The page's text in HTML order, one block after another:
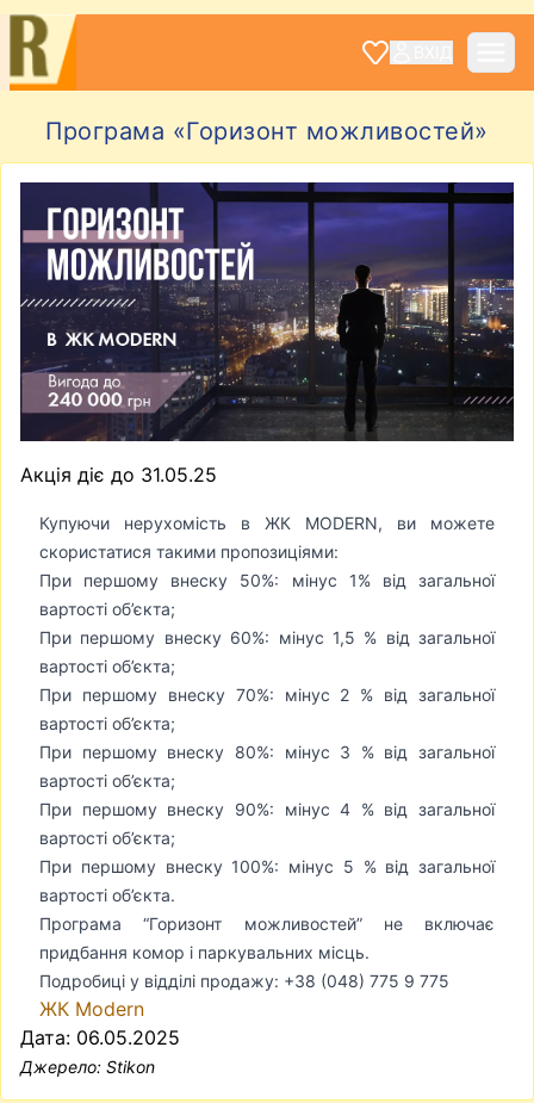
Програма «Горизонт можливостей»
Акція діє до 31.05.25
Купуючи нерухомість в ЖК MODERN, ви можете
скористатися такими пропозиціями:
При першому внеску 50%: мінус 1% від загальної
вартості об’єкта;
При першому внеску 60%: мінус 1,5 % від загальної
вартості об’єкта;
При першому внеску 70%: мінус 2 % від загальної
вартості об’єкта;
При першому внеску 80%: мінус 3 % від загальної
вартості об’єкта;
При першому внеску 90%: мінус 4 % від загальної
вартості об’єкта;
При першому внеску 100%: мінус 5 % від загальної
вартості об’єкта.
Програма “Горизонт можливостей” не включає
придбання комор і паркувальних місць.
Подробиці у відділі продажу: +38 (048) 775 9 775
ЖК Modern
Дата: 06.05.2025
Джерело: Stikon